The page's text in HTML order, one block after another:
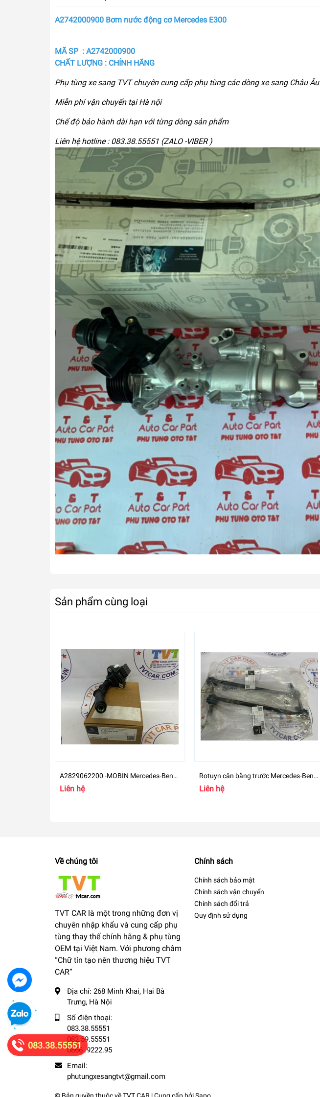
A2742000900 Bơm nước động cơ Mercedes E300
MÃ SP : A2742000900
CHẤT LƯỢNG : CHÍNH HÃNG
Phụ tùng xe sang TVT chuyên cung cấp phụ tùng các dòng xe sang Châu
Miễn phí vận chuyển tại Hà nội
Chế độ bảo hành dài hạn với từng dòng sản phẩm
Liên hệ hotline : 083.38.55551 (ZALO -VIBER )
Sản phẩm cùng loại
A2829062200 -MOBIN Mercedes-Benz
BLiên hệ
Rotuyn cân bằng trước Mercedes-Benz
GLB 200 - A2473204200
Liên hệ
Về chúng tôi
TVT CAR là một trong những đơn vị
chuyên nhập khẩu và cung cấp phụ
tùng thay thế chính hãng & phụ tùng
OEM tại Việt Nam. Với phương châm
“Chữ tín tạo nên thương hiệu TVT
CAR”
Địa chỉ: 268 Minh Khai, Hai Bà
Trưng, Hà Nội
Số điện thoại:
083.38.55551
082.59.55551
0866 .9222.95
Email:
phutungxesangtvt@gmail.com
Chính sách
Chính sách bảo mật
Chính sách vận chuyển
Chính sách đổi trả
Quy định sử dụng
© Bản quyền thuộc vềTVT CAR | Cung cấp bởiSapo
083.38.55551